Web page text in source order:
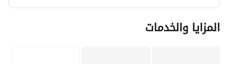
المزايا والخدمات